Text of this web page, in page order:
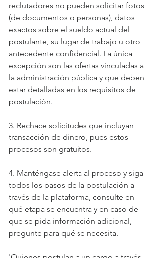
reclutadores no pueden solicitar fotos
(de documentos o personas), datos
exactos sobre el sueldo actual del
postulante, su lugar de trabajo u otro
antecedente confidencial. La única
excepción son las ofertas vinculadas a
la administración pública y que deben
estar detalladas en los requisitos de
postulación.
3. Rechace solicitudes que incluyan
transacción de dinero, pues estos
procesos son gratuitos.
4. Manténgase alerta al proceso y siga
todos los pasos de la postulación a
través de la plataforma, consulte en
qué etapa se encuentra y en caso de
que se pida información adicional,
pregunte para qué se necesita.